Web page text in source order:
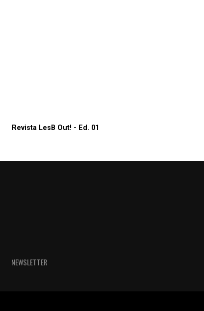
Revista LesB Out! - Ed. 01
NEWSLETTER